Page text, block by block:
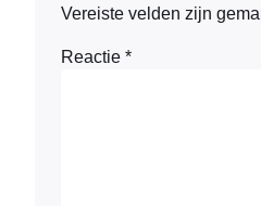
Vereiste velden zijn
Reactie *